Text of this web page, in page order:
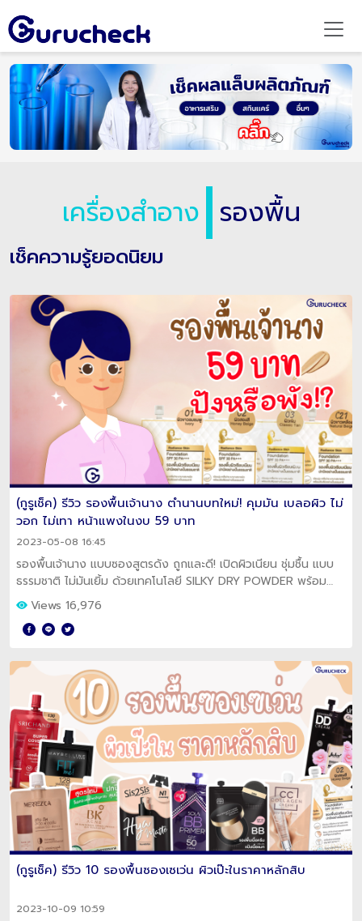
เครื่องสำอาง รองพื้น
เช็คความรู้ยอดนิยม
(กูรูเช็ค) รีวิว รองพื้นเจ้านาง ตำนานบทใหม่! คุมมัน เบลอผิว ไม่
วอก ไม่เทา หน้าแพงในงบ 59 บาท
2023-05-08 16:45
รองพื้นเจ้านาง แบบซองสูตรดัง ถูกและดี! เปิดผิวเนียน ชุ่มชื้น แบบ
ธรรมชาติ ไม่มันเยิ้ม ด้วยเทคโนโลยี SILKY DRY POWDER พร้อม
UV ฟิลเตอร์ปกป้องแสงแดด
Views 16,976
(กูรูเช็ค) รีวิว 10 รองพื้นซองเซเว่น ผิวเป๊ะในราคาหลักสิบ
2023-10-09 10:59